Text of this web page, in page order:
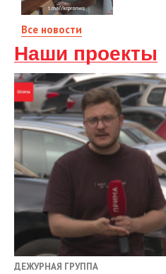
Все новости
Наши проекты
ДЕЖУРНАЯ ГРУППА